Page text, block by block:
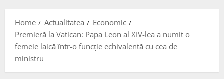
Home Actualitatea
Economic
Premieră la Vatican: Papa Leon al XIV-lea a numit o
femeie laică într-o funcție echivalentă cu cea de
ministru